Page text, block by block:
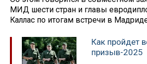
МИД шести стран и главы
Каллас по итогам встречи в
Как пройдет
призыв-2025